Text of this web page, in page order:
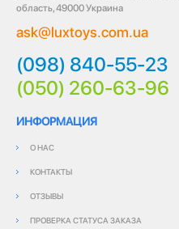
область, 49000 Украина
ask@luxtoys.com.ua
(098) 840-55-23
(050) 260-63-96
ИНФОРМАЦИЯ
О НАС
КОНТАКТЫ
ОТЗЫВЫ
ПРОВЕРКА СТАТУСА ЗАКАЗА